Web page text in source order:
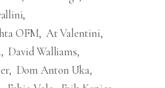
OFM At Valentini
David Walliams
Dom Anton Uka